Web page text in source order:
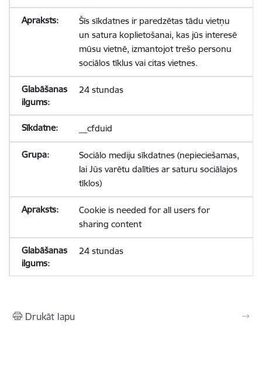
Šīs sīkdatnes ir paredzētas tādu vietņu
un satura koplietošanai, kas jūs interesē
mūsu vietnē, izmantojot trešo personu
sociālos tīklus vai citas vietnes.
24 stundas
__cfduid
Sociālo mediju sīkdatnes (nepieciešamas,
lai Jūs varētu dalīties ar saturu sociālajos
tīklos)
Cookie is needed for all users for
sharing content
24 stundas
Drukāt lapu